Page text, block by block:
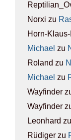
Norxi zu
Horn-
Michael zu
Roland zu
Michael zu
Wayfinder
Wayfinder
Leonhard zu
Rüdiger zu